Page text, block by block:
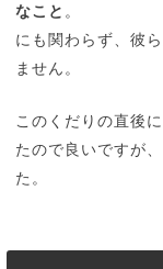
なこと 。
にも関わらず、彼
ません。
このくだりの直後
たので良いですが
た。